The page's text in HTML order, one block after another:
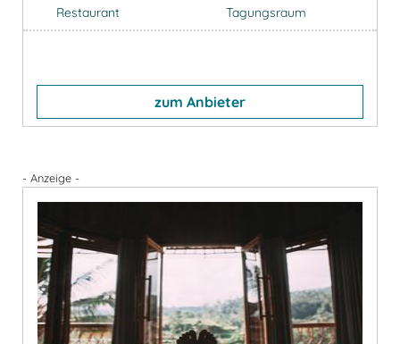
Restaurant Tagungsraum
zum Anbieter
- Anzeige -